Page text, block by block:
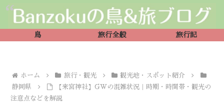
鳥 旅行全般 旅行記
ホーム 旅行・観光
観光地・スポット紹介
静岡県
【来宮神社】GWの混雑状況｜時期・時間帯・観光の
注意点などを解説